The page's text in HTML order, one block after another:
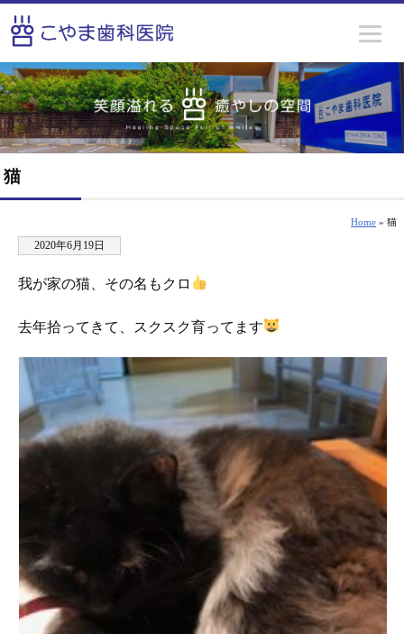
猫
Home » 猫
2020年6月19日
我が家の猫、その名もクロ
去年拾ってきて、スクスク育ってます